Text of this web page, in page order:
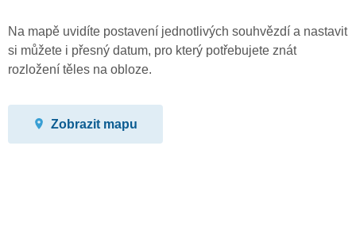
Na mapě uvidíte postavení jednotlivých souhvězdí a nastavit
si můžete i přesný datum, pro který potřebujete znát
rozložení těles na obloze.
Zobrazit mapu